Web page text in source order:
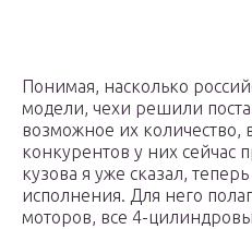
Понимая, насколько
модели, чехи решили
возможное их количество,
конкурентов у них сейчас
кузова я уже сказал,
исполнения. Для него
моторов, все 4-